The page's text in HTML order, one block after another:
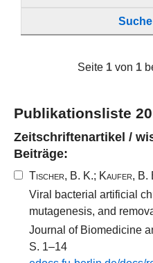
Seite 1von 1
Publikationsliste
Zeitschriftenartikel /
Beiträge:
Tischer, B. K.; Kaufer, B.
Viral bacterial artificial
mutagenesis, and
Journal of Biomedicine
S. 1–14